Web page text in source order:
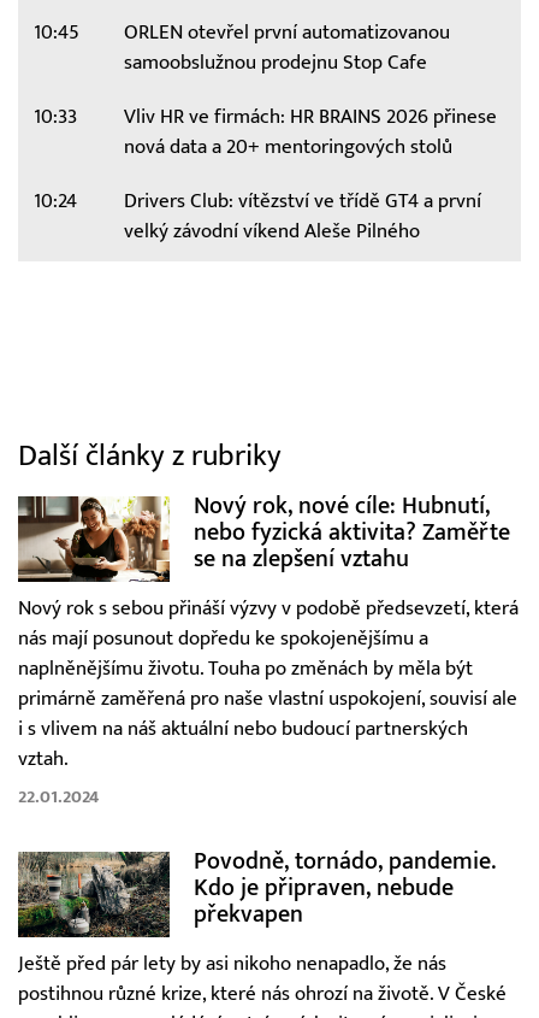
10:45
ORLEN otevřel první automatizovanou
samoobslužnou prodejnu Stop Cafe
10:33
Vliv HR ve firmách: HR BRAINS 2026 přinese
nová data a 20+ mentoringových stolů
10:24
Drivers Club: vítězství ve třídě GT4 a první
velký závodní víkend Aleše Pilného
Další články z rubriky
Nový rok, nové cíle: Hubnutí,
nebo fyzická aktivita? Zaměřte
se na zlepšení vztahu
Nový rok s sebou přináší výzvy v podobě předsevzetí, která
nás mají posunout dopředu ke spokojenějšímu a
naplněnějšímu životu. Touha po změnách by měla být
primárně zaměřená pro naše vlastní uspokojení, souvisí ale
i s vlivem na náš aktuální nebo budoucí partnerských
vztah.
22.01.2024
Povodně, tornádo, pandemie.
Kdo je připraven, nebude
překvapen
Ještě před pár lety by asi nikoho nenapadlo, že nás
postihnou různé krize, které nás ohrozí na životě. V České